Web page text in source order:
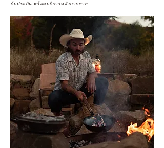
รับประกัน พร้อมบริการหลังการขาย